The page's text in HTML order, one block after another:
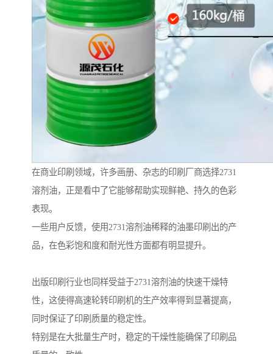
在商业印刷领域，许多画册、杂志的印刷厂商选择2731
溶剂油，正是看中了它能够帮助实现鲜艳、持久的色彩
表现。
一些用户反馈，使用2731溶剂油稀释的油墨印刷出的产
品，在色彩饱和度和耐光性方面都有明显提升。
出版印刷行业也同样受益于2731溶剂油的快速干燥特
性，这使得高速轮转印刷机的生产效率得到显著提高，
同时保证了印刷质量的稳定性。
特别是在大批量生产时，稳定的干燥性能确保了印刷品